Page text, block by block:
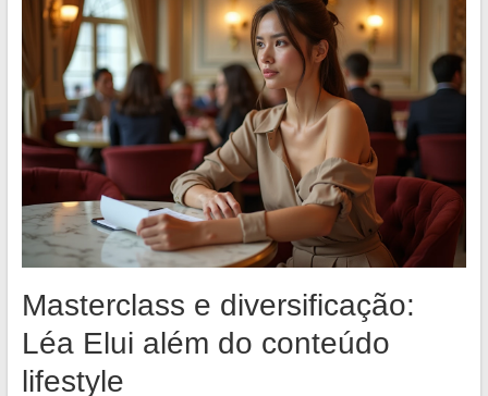
Masterclass e diversificação:
Léa Elui além do conteúdo
lifestyle